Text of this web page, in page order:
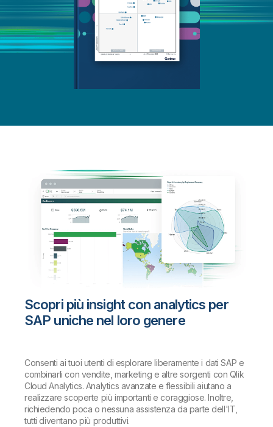
Scopri più insight con analytics per
SAP uniche nel loro genere
Consenti ai tuoi utenti di esplorare liberamente i dati SAP e
combinarli con vendite, marketing e altre sorgenti con Qlik
Cloud Analytics. Analytics avanzate e flessibili aiutano a
realizzare scoperte più importanti e coraggiose. Inoltre,
richiedendo poca o nessuna assistenza da parte dell'IT,
tutti diventano più produttivi.